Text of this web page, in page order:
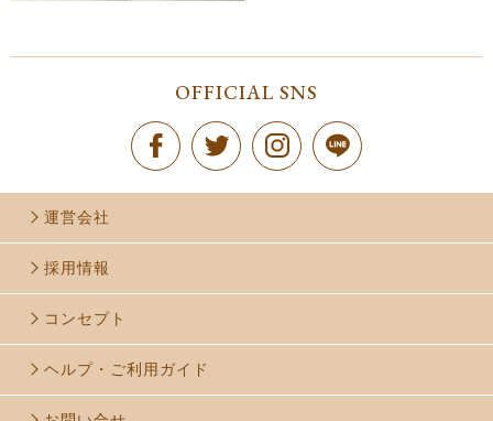
OFFICIAL SNS
運営会社
採用情報
コンセプト
ヘルプ・ご利用ガイド